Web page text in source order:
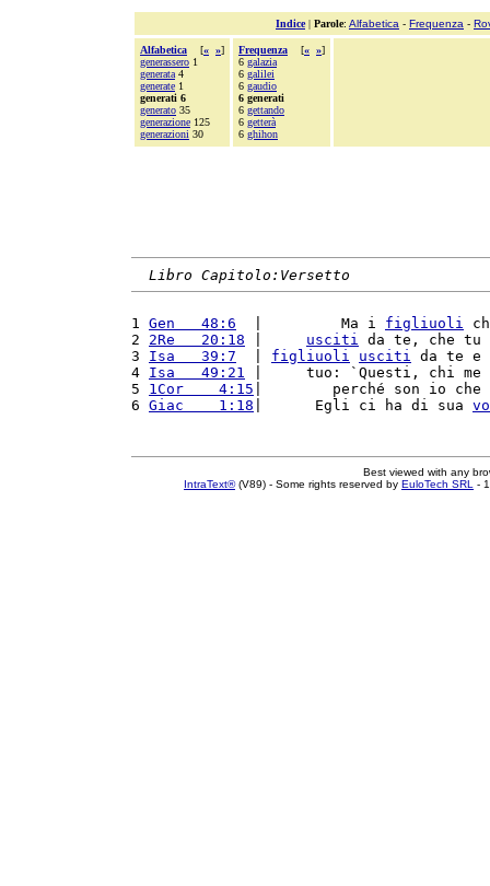
Indice| Parole: Alfabetica - Frequenza -
Alfabetica [« »]
generassero 1
generata 4
generate 1
generati 6
generato 35
generazione 125
generazioni 30
Frequenza [« »]
6 galazia
6 galilei
6 gaudio
6 generati
6 gettando
6 getterà
6 ghihon
Libro Capitolo:Versetto
1 Gen   48:6
  |         Ma i
figliuoli
2 2Re   20:18 usciti da te, che
3 Isa   39:7 figliuoli usciti da te
4 Isa   49:21 |     tuo: `Questi, chi
5 1Cor    4:15 |        perché son io
6 Giac    1:18 |      Egli ci ha di sua
Best viewed with any
IntraText®(V89) - Some rights reserved by EuloTech SRL -